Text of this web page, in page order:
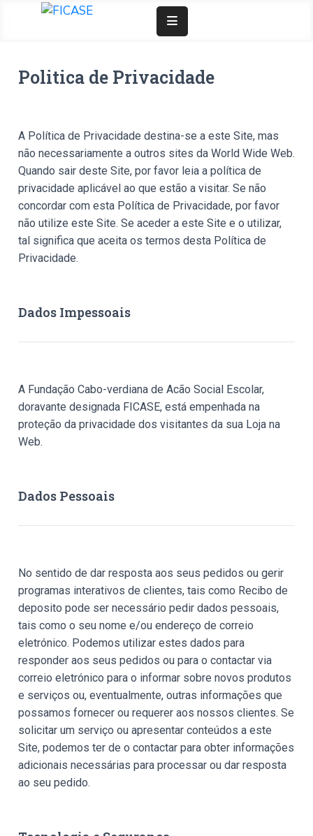
Junta-Se A Nós
Politica de Privacidade
A Política de Privacidade destina-se a este Site, mas
não necessariamente a outros sites da World Wide Web.
Quando sair deste Site, por favor leia a política de
privacidade aplicável ao que estão a visitar. Se não
concordar com esta Política de Privacidade, por favor
não utilize este Site. Se aceder a este Site e o utilizar,
tal significa que aceita os termos desta Política de
Privacidade.
Dados Impessoais
A Fundação Cabo-verdiana de Acão Social Escolar,
doravante designada FICASE, está empenhada na
proteção da privacidade dos visitantes da sua Loja na
Web.
Dados Pessoais
No sentido de dar resposta aos seus pedidos ou gerir
programas interativos de clientes, tais como Recibo de
deposito pode ser necessário pedir dados pessoais,
tais como o seu nome e/ou endereço de correio
eletrónico. Podemos utilizar estes dados para
responder aos seus pedidos ou para o contactar via
correio eletrónico para o informar sobre novos produtos
e serviços ou, eventualmente, outras informações que
possamos fornecer ou requerer aos nossos clientes. Se
solicitar um serviço ou apresentar conteúdos a este
Site, podemos ter de o contactar para obter informações
adicionais necessárias para processar ou dar resposta
ao seu pedido.